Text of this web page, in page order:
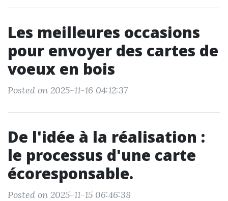
Les meilleures occasions
pour envoyer des cartes de
voeux en bois
Posted on 2025-11-16 04:12:37
De l'idée à la réalisation :
le processus d'une carte
écoresponsable.
Posted on 2025-11-15 06:46:38